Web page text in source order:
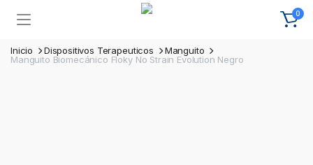
0
Inicio Dispositivos Terapeuticos
Manguito
Manguito Biomecánico Floky No Strain Evolution Negro